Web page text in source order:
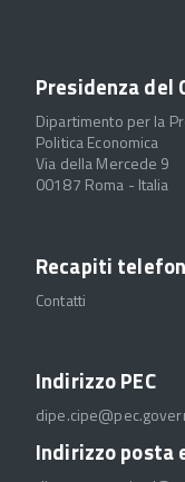
Presidenza del
Dipartimento per la
Politica Economica
Via della Mercede 9
00187 Roma - Italia
Recapiti
Contatti
Indirizzo PEC
Indirizzo posta